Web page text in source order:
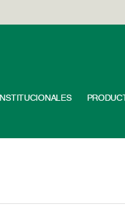
INSTITUCIONALES